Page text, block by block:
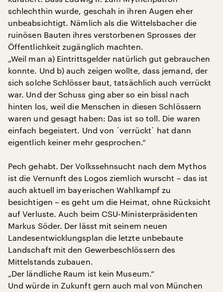
schlechthin wurde, geschah in ihren Augen eher
unbeabsichtigt. Nämlich als die Wittelsbacher die
ruinösen Bauten ihres verstorbenen Sprosses der
Öffentlichkeit zugänglich machten.
„Weil man a) Eintrittsgelder natürlich gut gebrauchen
konnte. Und b) auch zeigen wollte, dass jemand, der
sich solche Schlösser baut, tatsächlich auch verrückt
war. Und der Schuss ging aber so ein bissl nach
hinten los, weil die Menschen in diesen Schlössern
waren und gesagt haben: Das ist so toll. Die waren
einfach begeistert. Und von ´verrückt` hat dann
eigentlich keiner mehr gesprochen.“
Pech gehabt. Der Volkssehnsucht nach dem Mythos
ist die Vernunft des Logos ziemlich wurscht – das ist
auch aktuell im bayerischen Wahlkampf zu
besichtigen – es geht um die Heimat, ohne Rücksicht
auf Verluste. Auch beim CSU-Ministerpräsidenten
Markus Söder. Der lässt mit seinem neuen
Landesentwicklungsplan die letzte unbebaute
Landschaft mit den Gewerbeschlössern des
Mittelstands zubauen.
„Der ländliche Raum ist kein Museum.“
Und würde in Zukunft gern auch mal von München